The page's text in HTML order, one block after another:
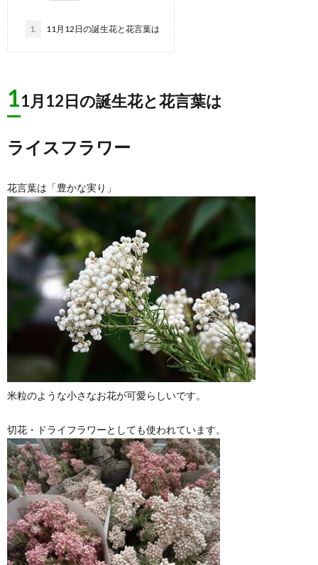
1. 11月12日の誕生花と花言葉は
11月12日の誕生花と花言葉は
ライスフラワー
花言葉は「豊かな実り」
米粒のような小さなお花が可愛らしいです。
切花・ドライフラワーとしても使われています。